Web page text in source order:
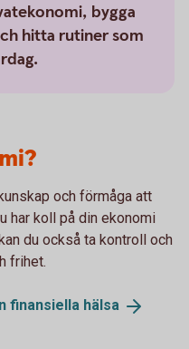
bygga
hitta rutiner som
och förmåga att
har koll på din ekonomi
du också ta kontroll och
frihet.
finansiella hälsa